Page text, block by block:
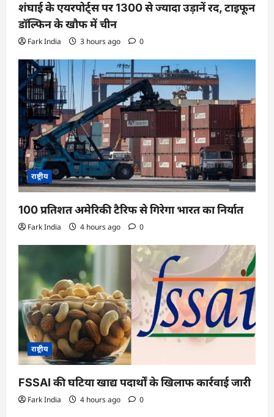
शंघाई के एयरपोर्ट्स पर 1300 से ज्यादा उड़ानें रद, टाइफून
डॉल्फिन के खौफ में चीन
Fark India 3 hours ago 0
राष्ट्रीय
100 प्रतिशत अमेरिकी टैरिफ से गिरेगा भारत का निर्यात
Fark India 4 hours ago 0
राष्ट्रीय
FSSAI की घटिया खाद्य पदार्थों के खिलाफ कार्रवाई जारी
Fark India 4 hours ago 0